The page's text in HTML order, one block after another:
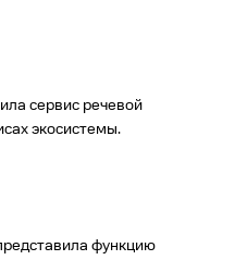
сервис речевой
экосистемы.
функцию